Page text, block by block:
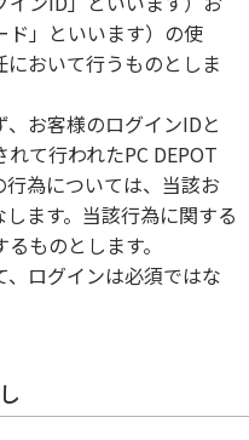
ド」といいます）の使
おいて行うものとしま
お客様のログインIDと
て行われたPC DEPOT
為については、当該お
ます。当該行為に関する
ものとします。
ログインは必須ではな